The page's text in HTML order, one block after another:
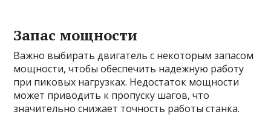
Запас мощности
Важно выбирать двигатель с некоторым запасом
мощности, чтобы обеспечить надежную работу
при пиковых нагрузках. Недостаток мощности
может приводить к пропуску шагов, что
значительно снижает точность работы станка.